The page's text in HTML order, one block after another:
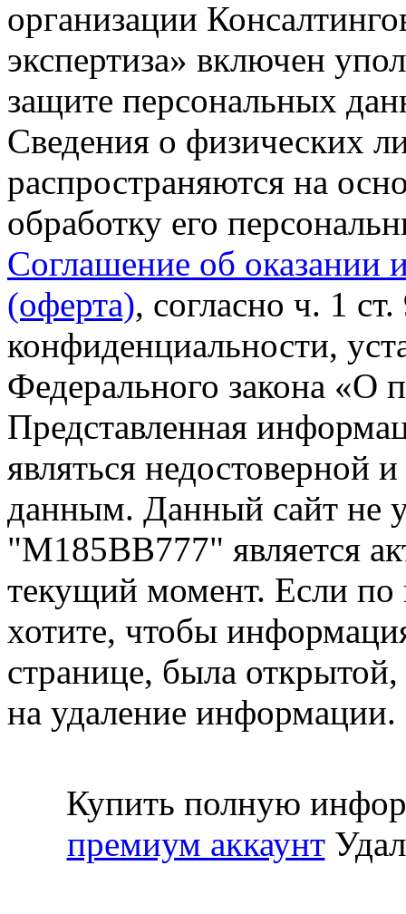
организации
экспертиза» включен
защите персональных
Сведения о физических
распространяются на
обработку его
Соглашение об оказании
(оферта), согласно ч. 1
конфиденциальности,
Федерального закона «О
Представленная
являться недостоверной
данным. Данный сайт не
"М185ВВ777" является
текущий момент. Если
хотите, чтобы
странице, была открытой,
на удаление информации.
Купить полную
премиум аккаунт